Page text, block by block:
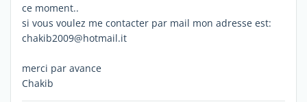
ce moment..
si vous voulez me contacter par mail mon adresse est:
chakib2009@hotmail.it
merci par avance
Chakib